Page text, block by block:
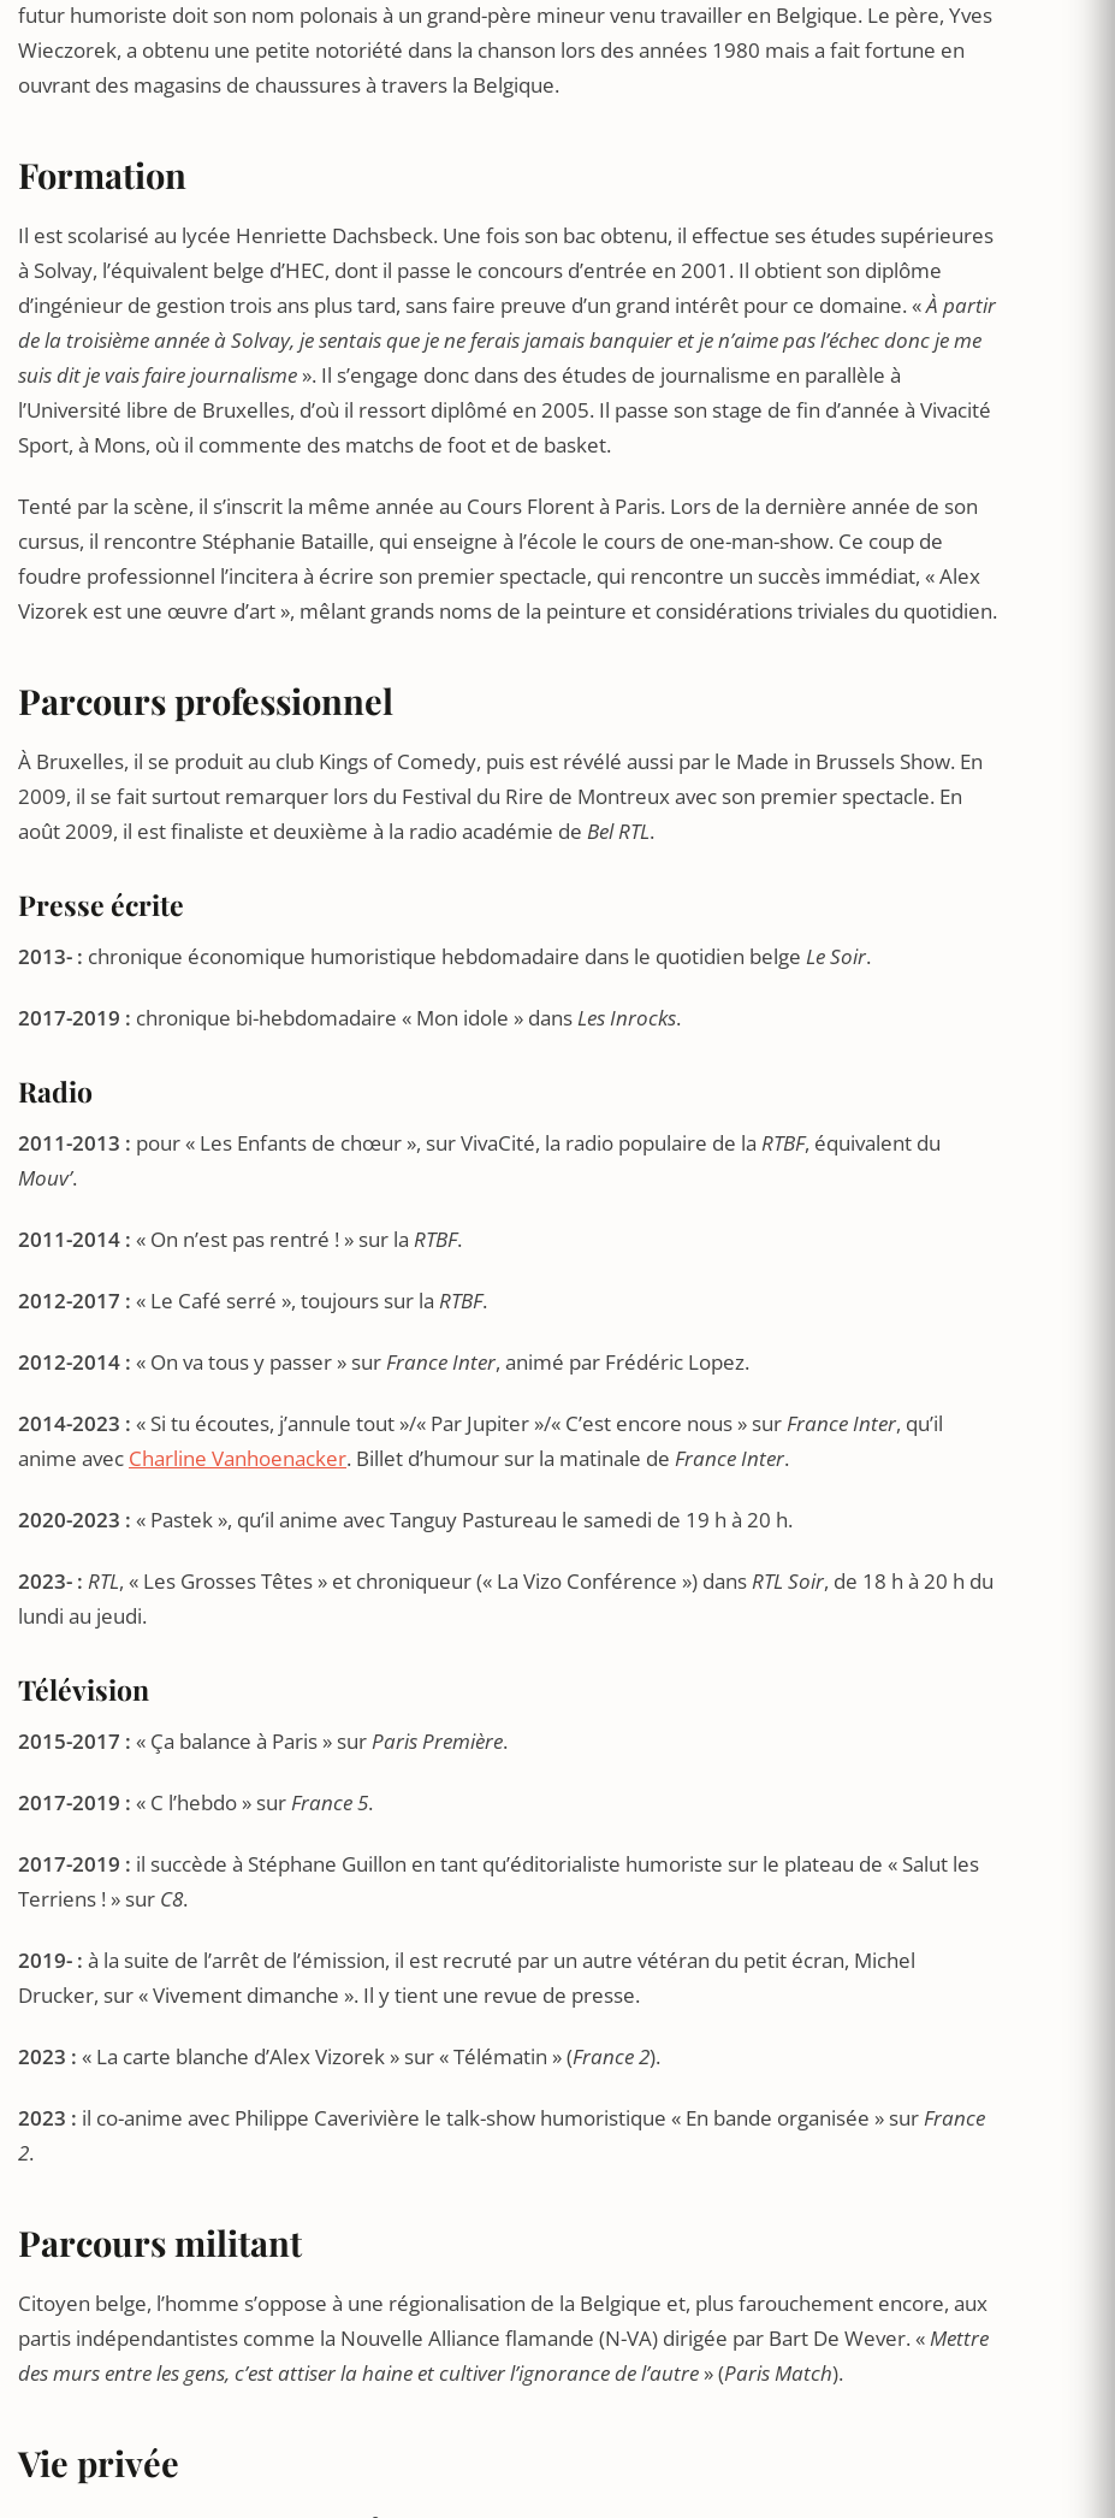
futur humoriste doit son nom polonais à un grand-père mineur venu travailler en Belgique. Le père, Yves
Wieczorek, a obtenu une petite notoriété dans la chanson lors des années 1980 mais a fait fortune en
ouvrant des magasins de chaussures à travers la Belgique.
Formation
Il est scolarisé au lycée Henriette Dachsbeck. Une fois son bac obtenu, il effectue ses études supérieures
à Solvay, l’équivalent belge d’HEC, dont il passe le concours d’entrée en 2001. Il obtient son diplôme
d’ingénieur de gestion trois ans plus tard, sans faire preuve d’un grand intérêt pour ce domaine. «À partir
de la troisième année à Solvay, je sentais que je ne ferais jamais banquier et je n’aime pas l’échec donc je me
suis dit je vais faire journalisme ». Il s’engage donc dans des études de journalisme en parallèle à
l’Université libre de Bruxelles, d’où il ressort diplômé en 2005. Il passe son stage de fin d’année à Vivacité
Sport, à Mons, où il commente des matchs de foot et de basket.
Tenté par la scène, il s’inscrit la même année au Cours Florent à Paris. Lors de la dernière année de son
cursus, il rencontre Stéphanie Bataille, qui enseigne à l’école le cours de one-man-show. Ce coup de
foudre professionnel l’incitera à écrire son premier spectacle, qui rencontre un succès immédiat, « Alex
Vizorek est une œuvre d’art », mêlant grands noms de la peinture et considérations triviales du quotidien.
Parcours professionnel
À Bruxelles, il se produit au club Kings of Comedy, puis est révélé aussi par le Made in Brussels Show. En
2009, il se fait surtout remarquer lors du Festival du Rire de Montreux avec son premier spectacle. En
août 2009, il est finaliste et deuxième à la radio académie de Bel RTL.
Presse écrite
2013- : chronique économique humoristique hebdomadaire dans le quotidien belge Le Soir.
2017-2019 : chronique bi-hebdomadaire « Mon idole » dansLes Inrocks.
Radio
2011-2013 : pour « Les Enfants de chœur », sur VivaCité, la radio populaire de la RTBF, équivalent du
Mouv’.
2011-2014 : « On n’est pas rentré ! » sur la RTBF.
2012-2017 : « Le Café serré », toujours sur la RTBF.
2012-2014 : « On va tous y passer » surFrance Inter, animé par Frédéric Lopez.
2014-2023 : « Si tu écoutes, j’annule tout »/« Par Jupiter »/« C’est encore nous » surFrance Inter, qu’il
anime avec Charline Vanhoenacker. Billet d’humour sur la matinale de France Inter.
2020-2023 : « Pastek », qu’il anime avec Tanguy Pastureau le samedi de 19 h à 20 h.
2023- : RTL, « Les Grosses Têtes » et chroniqueur (« La Vizo Conférence ») dansRTL Soir, de 18 h à 20 h du
lundi au jeudi.
Télévision
2015-2017 : « Ça balance à Paris » surParis Première.
2017-2019 : « C l’hebdo » surFrance 5.
2017-2019 : il succède à Stéphane Guillon en tant qu’éditorialiste humoriste sur le plateau de « Salut les
Terriens ! » sur C8.
2019- : à la suite de l’arrêt de l’émission, il est recruté par un autre vétéran du petit écran, Michel
Drucker, sur « Vivement dimanche ». Il y tient une revue de presse.
2023 : « La carte blanche d’Alex Vizorek » sur « Télématin » (France 2).
2023 : il co-anime avec Philippe Caverivière le talk-show humoristique « En bande organisée » surFrance
2.
Parcours militant
Citoyen belge, l’homme s’oppose à une régionalisation de la Belgique et, plus farouchement encore, aux
partis indépendantistes comme la Nouvelle Alliance flamande (N-VA) dirigée par Bart De Wever. «Mettre
des murs entre les gens, c’est attiser la haine et cultiver l’ignorance de l’autre » (Paris Match).
Vie privée